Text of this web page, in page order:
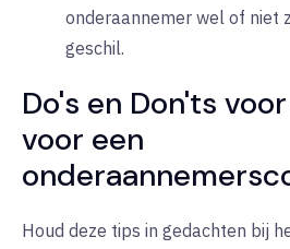
onderaannemer wel of niet
geschil.
Do's en Don'ts
voor een
Houd deze tips in gedachten bij